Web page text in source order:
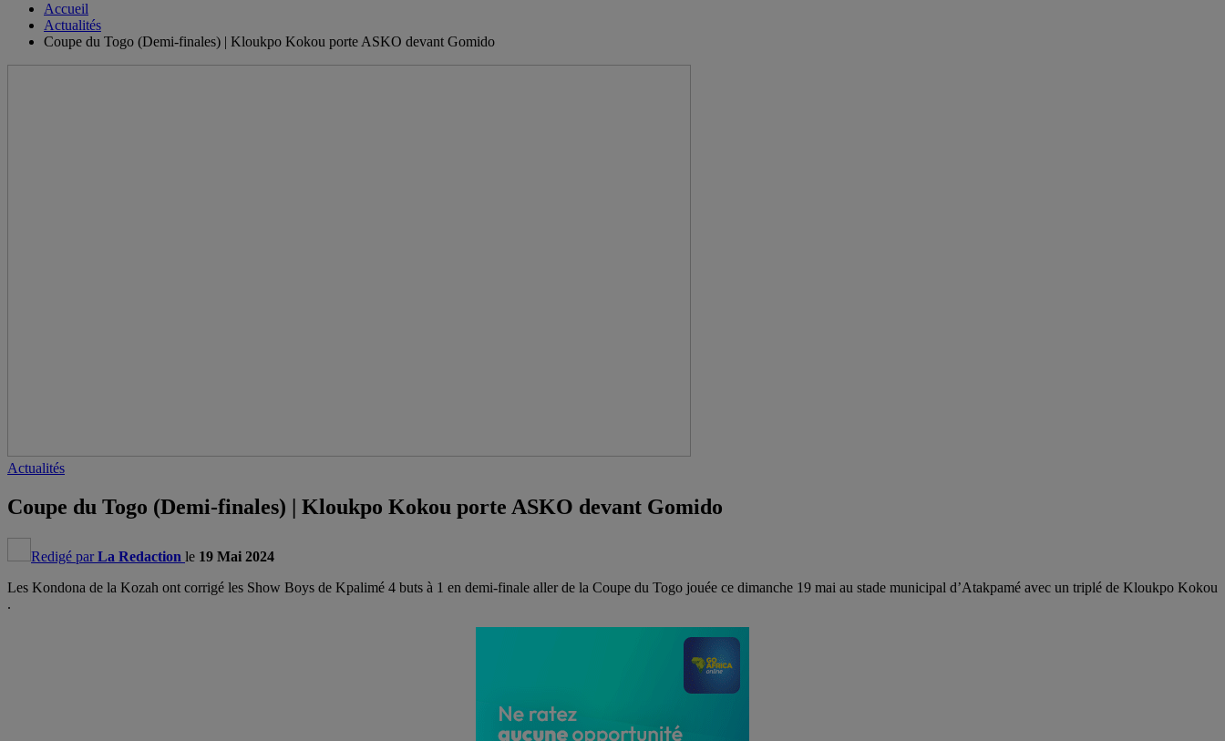
Accueil
Actualités
Coupe du Togo (Demi-finales) | Kloukpo Kokou porte ASKO devant Gomido
Actualités
Coupe du Togo (Demi-finales) | Kloukpo Kokou porte ASKO devant Gomido
Redigé par La Redaction le 19 Mai 2024
Les Kondona de la Kozah ont corrigé les Show Boys de Kpalimé 4 buts à 1 en demi-finale aller de la Coupe du Togo jouée ce dimanche 19 mai au stade municipal d’Atakpamé avec un triplé de Kloukpo Kokou
.